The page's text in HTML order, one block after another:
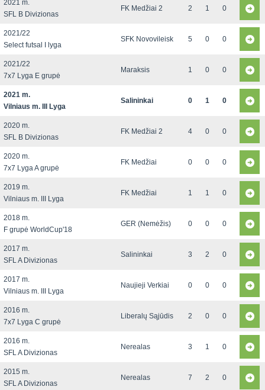
2021 m.
SFL B Divizionas
FK Medžiai 2 2 1 0
2021/22
Select futsal I lyga
SFK Novovileisk 5 0 0
2021/22
7x7 Lyga E grupė
Maraksis 1 0 0
2021 m.
Vilniaus m. III Lyga
Salininkai 0 1 0
2020 m.
SFL B Divizionas
FK Medžiai 2 4 0 0
2020 m.
7x7 Lyga A grupė
FK Medžiai 0 0 0
2019 m.
Vilniaus m. III Lyga
FK Medžiai 1 1 0
2018 m.
F grupė WorldCup'18
GER (Nemėžis) 0 0 0
2017 m.
SFL A Divizionas
Salininkai 3 2 0
2017 m.
Vilniaus m. III Lyga
Naujieji Verkiai 0 0 0
2016 m.
7x7 Lyga C grupė
Liberalų Sąjūdis 2 0 0
2016 m.
SFL A Divizionas
Nerealas 3 1 0
2015 m.
SFL A Divizionas
Nerealas 7 2 0